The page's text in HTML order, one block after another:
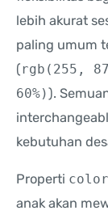
lebih akurat
paling umum
(rgb(255,
60%)).
kebutuhan
Properti color
anak akan